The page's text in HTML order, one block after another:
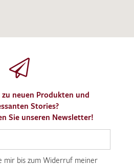
neuen Produkten und
Stories?
Sie unseren Newsletter!
mir bis zum Widerruf meiner